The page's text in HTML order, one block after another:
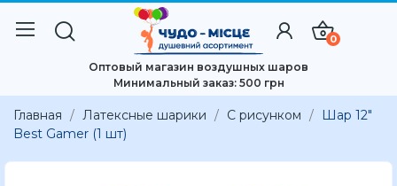
0
Оптовый магазин воздушных шаров
Минимальный заказ: 500 грн
Главная Латексные шарики С рисунком
Шар 12"
Best Gamer (1 шт)